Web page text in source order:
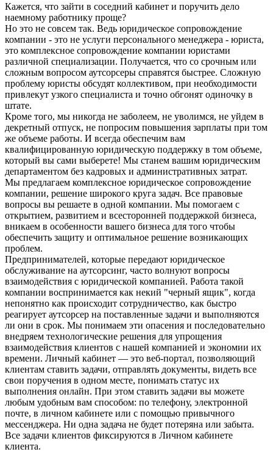
Кажется, что зайти в соседний кабинет и поручить дело
наемному работнику проще?
Но это не совсем так. Ведь юридическое сопровождение
компании - это не услуги персонального менеджера - юриста,
это комплексное сопровождение компании юристами
различной специализации. Получается, что со срочным или
сложным вопросом аутсорсеры справятся быстрее. Сложную
проблему юристы обсудят коллективом, при необходимости
привлекут узкого специалиста и точно обгонят одиночку в
штате.
Кроме того, мы никогда не заболеем, не уволимся, не уйдем в
декретный отпуск, не попросим повышения зарплаты при том
же объеме работы. И всегда обеспечим вам
квалифицированную юридическую поддержку в том объеме,
который вы сами выберете! Мы станем вашим юридическим
департаментом без кадровых и административных затрат.
Мы предлагаем комплексное юридическое сопровождение
компании, решение широкого круга задач. Все правовые
вопросы вы решаете в одной компании. Мы помогаем с
открытием, развитием и всесторонней поддержкой бизнеса,
вникаем в особенности вашего бизнеса для того чтобы
обеспечить защиту и оптимальное решение возникающих
проблем.
Предпринимателей, которые передают юридическое
обслуживание на аутсорсинг, часто волнуют вопросы
взаимодействия с юридической компанией. Работа такой
компании воспринимается как некий "черный ящик", когда
непонятно как происходит сотрудничество, как быстро
реагирует аутсорсер на поставленные задачи и выполняются
ли они в срок. Мы понимаем эти опасения и последовательно
внедряем технологические решения для упрощения
взаимодействия клиентов с нашей компанией и экономии их
времени. Личный кабинет — это веб-портал, позволяющий
клиентам ставить задачи, отправлять документы, видеть все
свои поручения в одном месте, понимать статус их
выполнения онлайн. При этом ставить задачи вы можете
любым удобным вам способом: по телефону, электронной
почте, в личном кабинете или с помощью привычного
мессенджера. Ни одна задача не будет потеряна или забыта.
Все задачи клиентов фиксируются в Личном кабинете
клиента.